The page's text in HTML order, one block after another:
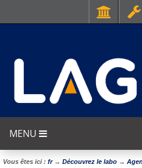
MENU
Vous êtes ici : fr→ Découvrez le labo →